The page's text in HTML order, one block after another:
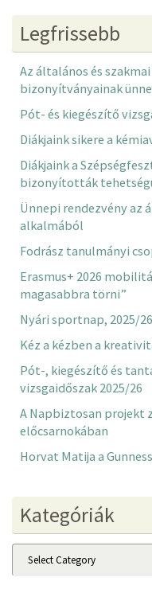
Legfrissebb
Az általános és
bizonyítványainak
Pót- és kiegészítő
Diákjaink sikere a
Diákjaink a
bizonyították
Ünnepi rendezvény az
alkalmából
Fodrász tanulmányi
Erasmus+ 2026
magasabbra törni”
Nyári sportnap, 2025/
Kéz a kézben a
Pót-, kiegészítő és
vizsgaidőszak 2025/26
A Napbiztosan projekt
előcsarnokában
Horvat Matija a
Kategóriák
Kategóriák